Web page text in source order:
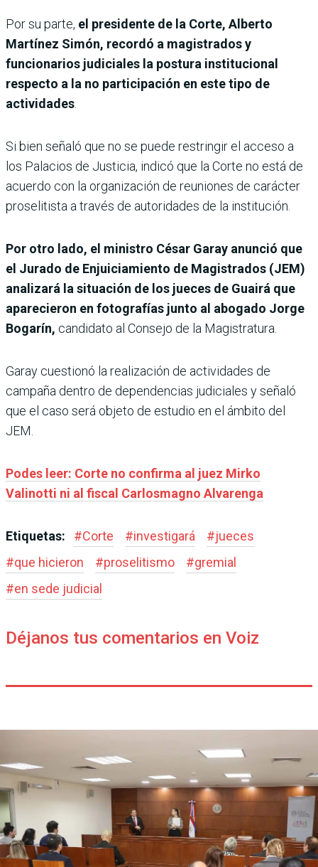
Por su parte, el presidente de la Corte, Alberto
Martínez Simón, recordó a magistrados y
funcionarios judiciales la postura institucional
respecto a la no participación en este tipo de
actividades
Si bien señaló que no se puede restringir el acceso a
los Palacios de Justicia, indicó que la Corte no está de
acuerdo con la organización de reuniones de carácter
proselitista a través de autoridades de la institución.
Por otro lado, el ministro César Garay anunció que
el Jurado de Enjuiciamiento de Magistrados (JEM)
analizará la situación de los jueces de Guairá que
aparecieron en fotografías junto al abogado Jorge
Bogarín, candidato al Consejo de la Magistratura.
Garay cuestionó la realización de actividades de
campaña dentro de dependencias judiciales y señaló
que el caso será objeto de estudio en el ámbito del
JEM.
Podes leer: Corte no confirma al juez Mirko
Valinotti ni al fiscal Carlosmagno Alvarenga
Etiquetas: #Corte #investigará #jueces
#que hicieron #proselitismo #gremial
#en sede judicial
Déjanos tus comentarios en Voiz